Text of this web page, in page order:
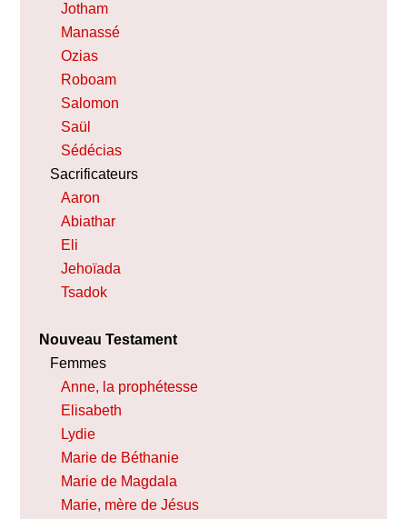
Jotham
Manassé
Ozias
Roboam
Salomon
Saül
Sédécias
Sacrificateurs
Aaron
Abiathar
Eli
Jehoïada
Tsadok
Nouveau Testament
Femmes
Anne, la prophétesse
Elisabeth
Lydie
Marie de Béthanie
Marie de Magdala
Marie, mère de Jésus